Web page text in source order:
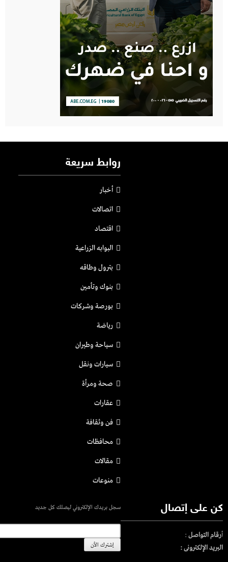
روابط سريعة
أخبار
اتصالات
اقتصاد
البوابه الزراعية
بترول وطاقه
بنوك وتأمين
بورصة وشركات
رياضة
سياحة وطيران
سيارات ونقل
صحة ومرأة
عقارات
فن وثقافة
محافظات
مقالات
منوعات
كن على إتصال
أرقام التواصل :
البريد الإلكترونى :
سجل بريدك الإلكتروني ليصلك كل جديد